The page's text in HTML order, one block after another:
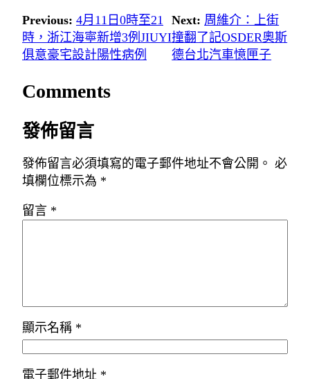
Previous: 4月11日0時至21
時，浙江海寧新增3例JIUYI
俱意豪宅設計陽性病例
Next: 周維介：上街
撞翻了記OSDER奧斯
德台北汽車憶匣子
Comments
發佈留言
發佈留言必須填寫的電子郵件地址不會公開。 必
填欄位標示為 *
留言 *
顯示名稱 *
電子郵件地址 *